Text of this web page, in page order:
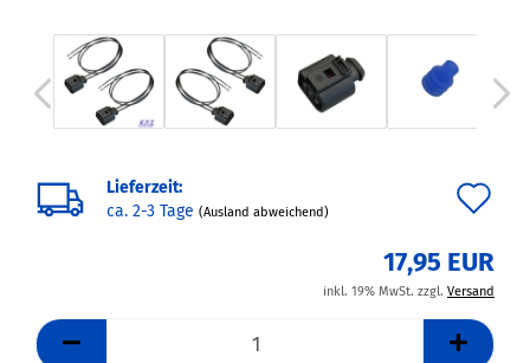
Lieferzeit:
ca. 2-3 Tage (Ausland abweichend)
17,95 EUR
inkl. 19% MwSt. zzgl. Versand